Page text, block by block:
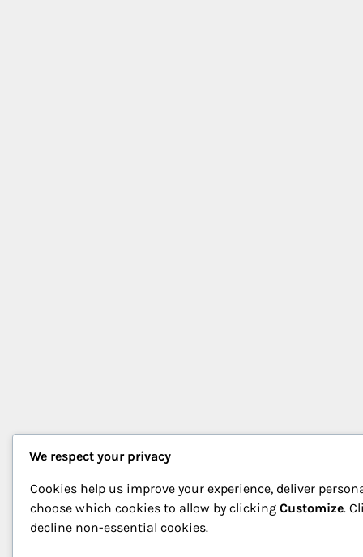
We respect your privacy
Cookies help us improve your experience, deliver
choose which cookies to allow by clicking Customize.
decline non-essential cookies.